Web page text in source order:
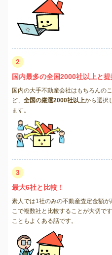
2
国内最多の全国2000社以上と提
国内の大手不動産会社はもちろんの
ど、 全国の厳選2000社以上から選択
ます。
3
最大6社と比較！
素人では1社のみの不動産査定金額
こで複数社と比較することが大切で
こともよくある話です。